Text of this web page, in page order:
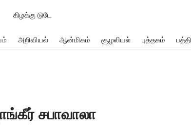
அறிவியல் ஆன்மிகம் சூழலியல் புத்தகம் பத்தி
சபாவாலா